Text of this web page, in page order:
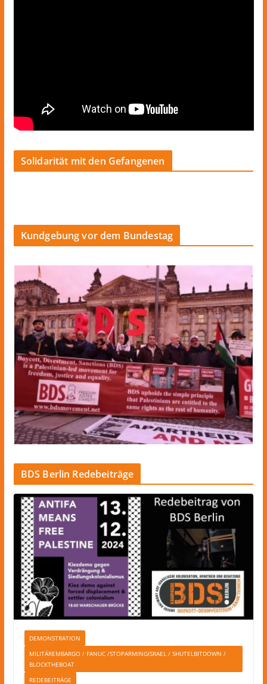
Solidarität mit den Gefangenen
Kundgebung vor dem Bundestag
BDS Berlin Redebeiträge
DEMONSTRATION
MILITÄREMBARGO / FANUC /STOPARMINGISRAEL / SHUTELBITDOWN /
BLOCKTHEBOAT
REDEBEITRÄGE